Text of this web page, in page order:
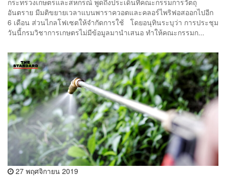
อันตราย มีมติขยายเวลาแบนพาราควอตและคลอร์ไพริฟอสออกไปอีก
6 เดือน ส่วนไกลโฟเซตให้จำกัดการใช้ โดยอนุทินระบุว่า การประชุม
วันนี้กรมวิชาการเกษตรไม่มีข้อมูลมานำเสนอ ทำให้คณะกรรมก...
27 พฤศจิกายน 2019